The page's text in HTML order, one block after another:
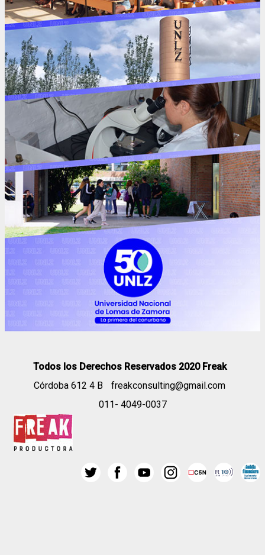
Todos los Derechos Reservados 2020 Freak
Córdoba 612 4 B
freakconsulting@gmail.com
011- 4049-0037